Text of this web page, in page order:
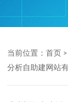
当前位置： 首页 >
分析自助建网站